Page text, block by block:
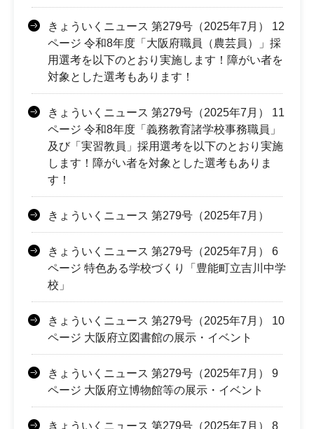
きょういくニュース 第279号（2025年7月） 12
ページ 令和8年度「大阪府職員（農芸員）」採
用選考を以下のとおり実施します！障がい者を
対象とした選考もあります！
きょういくニュース 第279号（2025年7月） 11
ページ 令和8年度「義務教育諸学校事務職員」
及び「実習教員」採用選考を以下のとおり実施
します！障がい者を対象とした選考もありま
す！
きょういくニュース 第279号（2025年7月）
きょういくニュース 第279号（2025年7月） 6
ページ 特色ある学校づくり「豊能町立吉川中学
校」
きょういくニュース 第279号（2025年7月） 10
ページ 大阪府立図書館の展示・イベント
きょういくニュース 第279号（2025年7月） 9
ページ 大阪府立博物館等の展示・イベント
きょういくニュース 第279号（2025年7月） 8